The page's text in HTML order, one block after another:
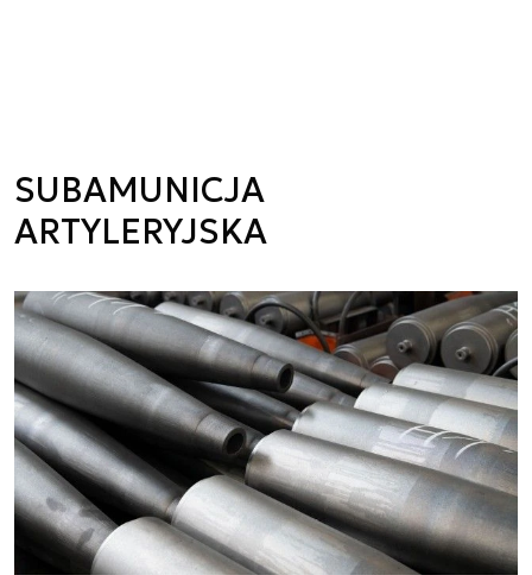
SUBAMUNICJA
ARTYLERYJSKA